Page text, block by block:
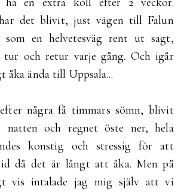
det blivit, just vägen till Falun
som en helvetesväg rent ut sagt,
tur och retur varje gång. Och igår
åka ända till Uppsala...
några få timmars sömn, blivit
natten och regnet öste ner, hela
konstig och stressig för att
då det är långt att åka. Men på
vis intalade jag mig själv att vi